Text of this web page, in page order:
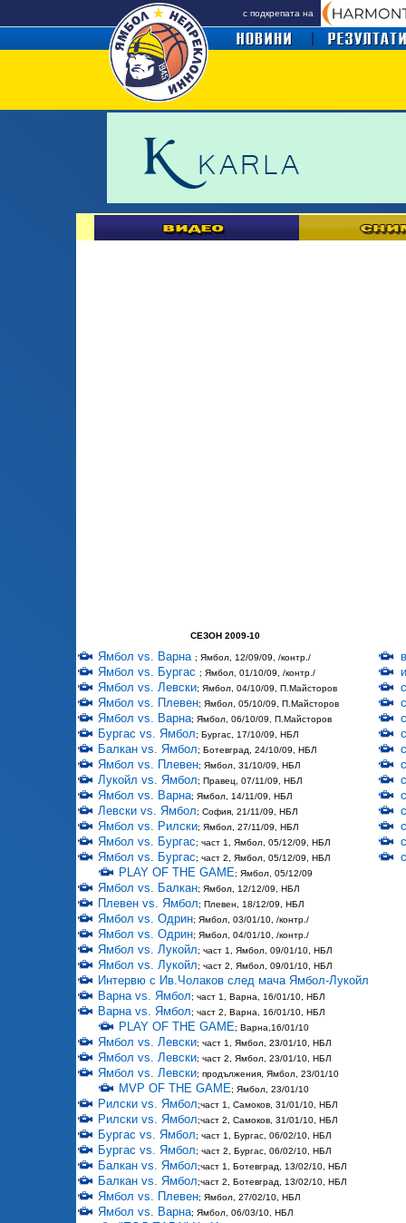
с подкрепата на
СЕЗОН 2009-10
Ямбол vs. Варна ; Ямбол, 12/09/09, /контр./
Ямбол vs. Бургас ; Ямбол, 01/10/09, /контр./
Ямбол vs. Левски; Ямбол, 04/10/09, П.Майсторов
Ямбол vs. Плевен; Ямбол, 05/10/09, П.Майсторов
Ямбол vs. Варна; Ямбол, 06/10/09, П.Майсторов
Бургас vs. Ямбол; Бургас, 17/10/09, НБЛ
Балкан vs. Ямбол; Ботевград, 24/10/09, НБЛ
Ямбол vs. Плевен; Ямбол, 31/10/09, НБЛ
Лукойл vs. Ямбол; Правец, 07/11/09, НБЛ
Ямбол vs. Варна; Ямбол, 14/11/09, НБЛ
Левски vs. Ямбол; София, 21/11/09, НБЛ
Ямбол vs. Рилски; Ямбол, 27/11/09, НБЛ
Ямбол vs. Бургас; част 1, Ямбол, 05/12/09, НБЛ
Ямбол vs. Бургас; част 2, Ямбол, 05/12/09, НБЛ
PLAY OF THE GAME; Ямбол, 05/12/09
Ямбол vs. Балкан; Ямбол, 12/12/09, НБЛ
Плевен vs. Ямбол; Плевен, 18/12/09, НБЛ
Ямбол vs. Одрин; Ямбол, 03/01/10, /контр./
Ямбол vs. Одрин; Ямбол, 04/01/10, /контр./
Ямбол vs. Лукойл; част 1, Ямбол, 09/01/10, НБЛ
Ямбол vs. Лукойл; част 2, Ямбол, 09/01/10, НБЛ
Интервю с Ив.Чолаков след мача Ямбол-Лукойл
Варна vs. Ямбол; част 1, Варна, 16/01/10, НБЛ
Варна vs. Ямбол; част 2, Варна, 16/01/10, НБЛ
PLAY OF THE GAME; Варна,16/01/10
Ямбол vs. Левски; част 1, Ямбол, 23/01/10, НБЛ
Ямбол vs. Левски; част 2, Ямбол, 23/01/10, НБЛ
Ямбол vs. Левски; продължения, Ямбол, 23/01/10
MVP OF THE GAME; Ямбол, 23/01/10
Рилски vs. Ямбол;част 1, Самоков, 31/01/10, НБЛ
Рилски vs. Ямбол;част 2, Самоков, 31/01/10, НБЛ
Бургас vs. Ямбол; част 1, Бургас, 06/02/10, НБЛ
Бургас vs. Ямбол; част 2, Бургас, 06/02/10, НБЛ
Балкан vs. Ямбол;част 1, Ботевград, 13/02/10, НБЛ
Балкан vs. Ямбол;част 2, Ботевград, 13/02/10, НБЛ
Ямбол vs. Плевен; Ямбол, 27/02/10, НБЛ
Ямбол vs. Варна; Ямбол, 06/03/10, НБЛ